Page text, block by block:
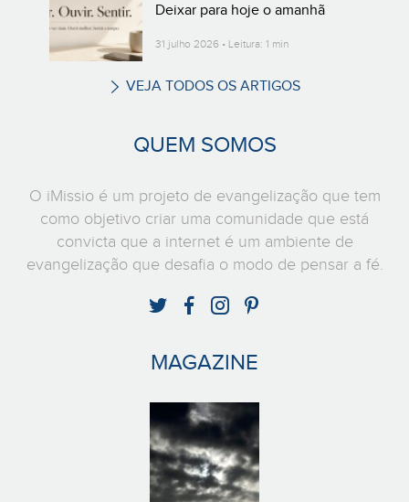
Deixar para hoje o amanhã
31 julho 2026 • Leitura: 1 min
VEJA TODOS OS ARTIGOS
QUEM SOMOS
O iMissio é um projeto de evangelização que tem
como objetivo criar uma comunidade que está
convicta que a internet é um ambiente de
evangelização que desafia o modo de pensar a fé.
MAGAZINE